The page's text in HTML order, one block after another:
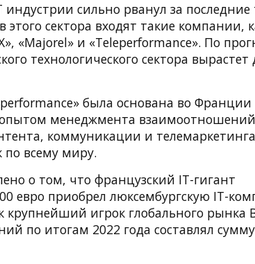
сильно рванул за последние
сектора входят такие компании,
«Majorel» и «Teleperformance». По
технологического сектора вырастет
была основана во Франции
менеджмента
коммуникации и
по всему миру.
о том, что французский IT-гигант
евро приобрел люксембургскую IT-
игрок глобального рынка
по итогам 2022 года составлял